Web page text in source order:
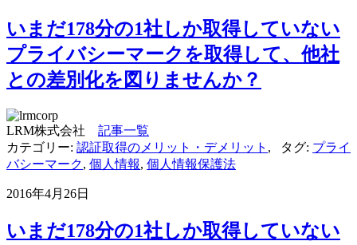
いまだ178分の1社しか取得していない
プライバシーマークを取得して、他社
との差別化を図りませんか？
LRM株式会社 記事一覧
カテゴリー: 認証取得のメリット・デメリット , タグ: プライ
バシーマーク, 個人情報, 個人情報保護法
2016年4月26日
いまだ178分の1社しか取得していない